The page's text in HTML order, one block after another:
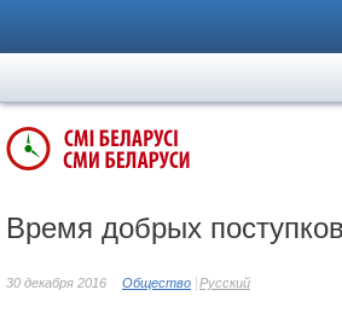
Время добрых
30 декабря 2016 Общество Русский